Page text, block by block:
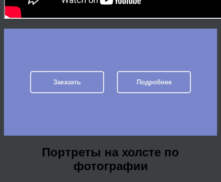
Заказать Подробнее
Портреты на холсте по
фотографии